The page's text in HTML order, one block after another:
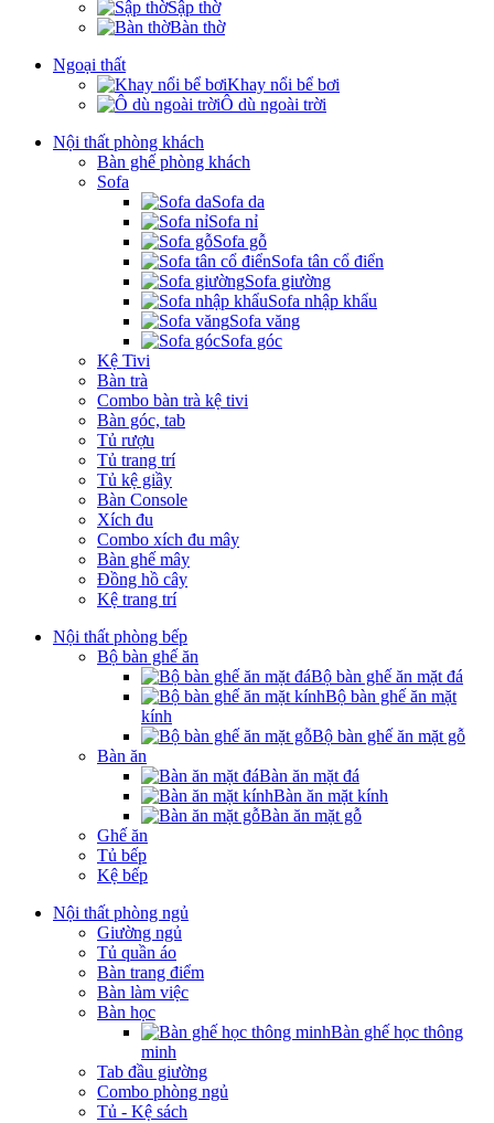
Sập thờ
Bàn thờ
Ngoại thất
Khay nổi bể bơi
Ô dù ngoài trời
Nội thất phòng khách
Bàn ghế phòng khách
Sofa
Sofa da
Sofa nỉ
Sofa gỗ
Sofa tân cổ điển
Sofa giường
Sofa nhập khẩu
Sofa văng
Sofa góc
Kệ Tivi
Bàn trà
Combo bàn trà kệ tivi
Bàn góc, tab
Tủ rượu
Tủ trang trí
Tủ kệ giầy
Bàn Console
Xích đu
Combo xích đu mây
Bàn ghế mây
Đồng hồ cây
Kệ trang trí
Nội thất phòng bếp
Bộ bàn ghế ăn
Bộ bàn ghế ăn mặt đá
Bộ bàn ghế ăn mặt
kính
Bộ bàn ghế ăn mặt gỗ
Bàn ăn
Bàn ăn mặt đá
Bàn ăn mặt kính
Bàn ăn mặt gỗ
Ghế ăn
Tủ bếp
Kệ bếp
Nội thất phòng ngủ
Giường ngủ
Tủ quần áo
Bàn trang điểm
Bàn làm việc
Bàn học
Bàn ghế học thông
minh
Tab đầu giường
Combo phòng ngủ
Tủ - Kệ sách